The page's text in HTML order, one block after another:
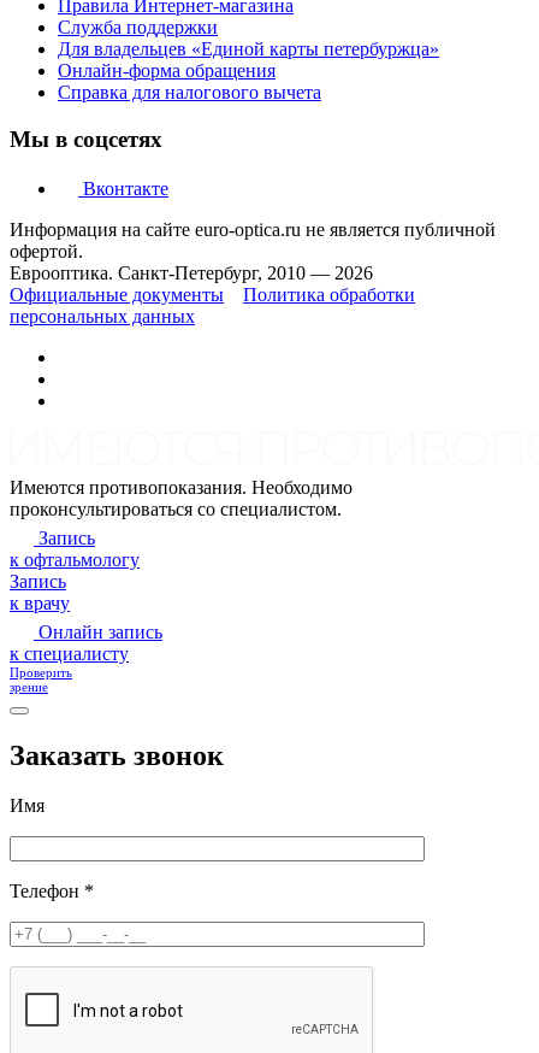
Правила Интернет-магазина
Служба поддержки
Для владельцев «Единой карты петербуржца»
Онлайн-форма обращения
Справка для налогового вычета
Мы в соцсетях
Вконтакте
Информация на сайте euro-optica.ru не является публичной
офертой.
Еврооптика. Санкт-Петербург, 2010 — 2026
Официальные документы
Политика обработки
персональных данных
Имеются противопоказания. Необходимо
проконсультироваться со специалистом.
Запись
к офтальмологу
Запись
к врачу
Онлайн запись
к специалисту
Проверить
зрение
Заказать звонок
Имя
Телефон *